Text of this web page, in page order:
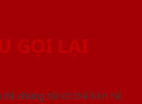
GỌI LẠI
chúng tôi có thể liên hệ